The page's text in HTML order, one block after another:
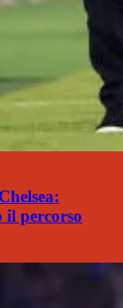
il percorso